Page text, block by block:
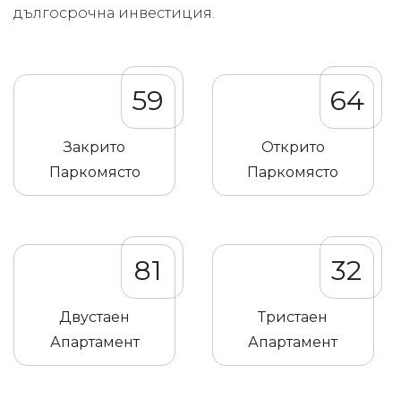
дългосрочна инвестиция.
59
Закрито
Паркомясто
64
Открито
Паркомясто
81
Двустаен
Апартамент
32
Тристаен
Апартамент